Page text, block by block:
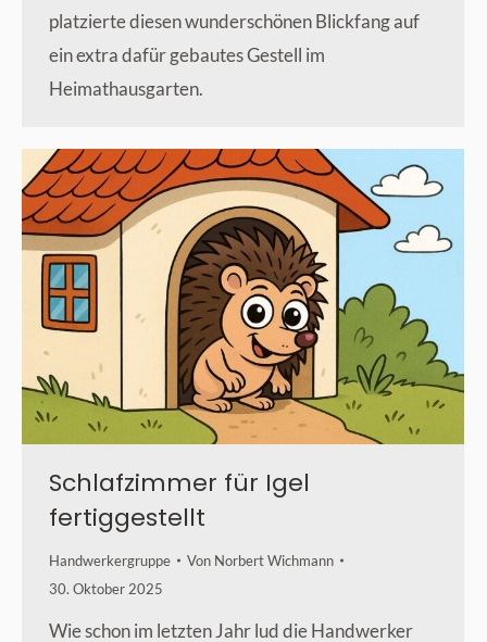
platzierte diesen wunderschönen Blickfang auf
ein extra dafür gebautes Gestell im
Heimathausgarten.
Schlafzimmer für Igel
fertiggestellt
Handwerkergruppe Von Norbert Wichmann
30. Oktober 2025
Wie schon im letzten Jahr lud die Handwerker